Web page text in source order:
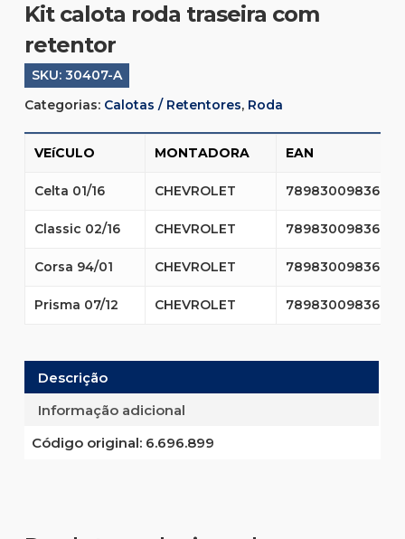
Kit calota roda traseira com
retentor
SKU: 30407-A
Categorias: Calotas / Retentores, Roda
VEíCULO MONTADORA EAN
Celta 01/16 CHEVROLET 7898300983672
Classic 02/16 CHEVROLET 7898300983672
Corsa 94/01 CHEVROLET 7898300983672
Prisma 07/12 CHEVROLET 7898300983672
Descrição
Informação adicional
Código original:6.696.899